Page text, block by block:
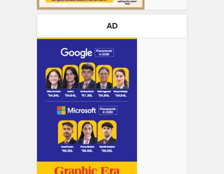
AD